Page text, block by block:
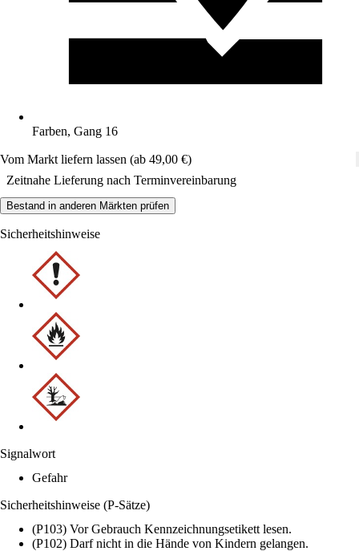
Farben, Gang 16
Vom Markt liefern lassen (ab 49,00 €)
Zeitnahe Lieferung nach Terminvereinbarung
Bestand in anderen Märkten prüfen
Sicherheitshinweise
Signalwort
Gefahr
Sicherheitshinweise (P-Sätze)
(P103) Vor Gebrauch Kennzeichnungsetikett lesen.
(P102) Darf nicht in die Hände von Kindern gelangen.